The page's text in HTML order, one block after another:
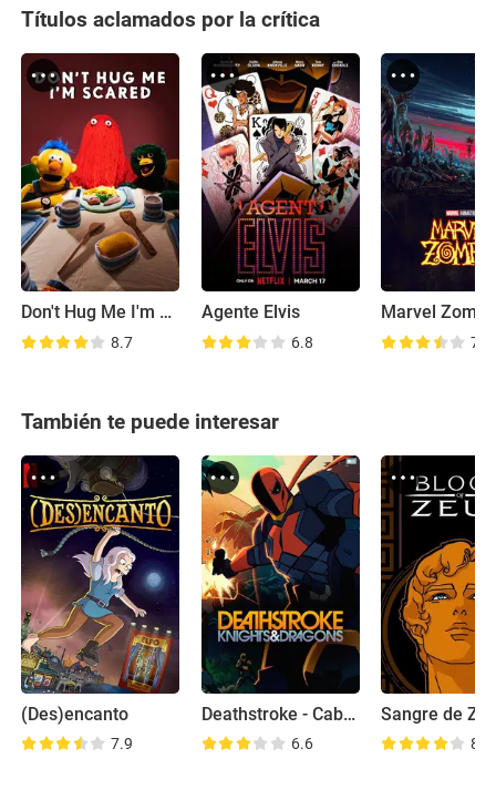
Títulos aclamados por la crítica
Don't Hug Me I'm Scared
8.7
Agente Elvis
6.8
Marvel
7.4
También te puede interesar
(Des)encanto
7.9
Deathstroke - Caballeros y Dragones
6.6
Sangre de
8.0